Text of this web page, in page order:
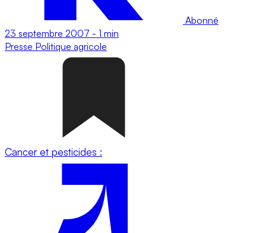
Abonné
23 septembre 2007 - 1 min
Presse Politique agricole
Cancer et pesticides :